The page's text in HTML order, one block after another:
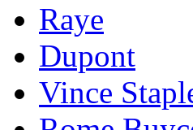
Raye
Dupont
Vince